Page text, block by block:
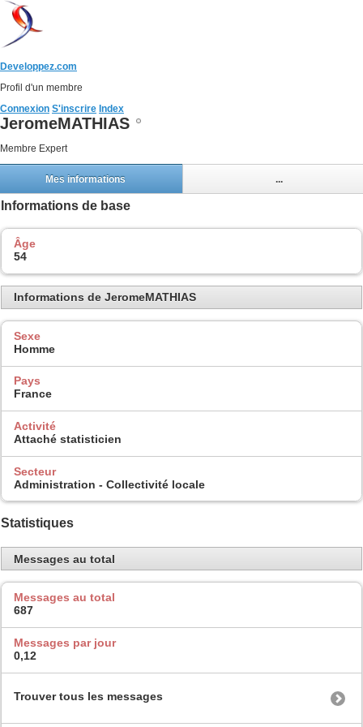
Developpez.com
Profil d'un membre
Connexion S'inscrire Index
JeromeMATHIAS
Membre Expert
Mes informations ...
Informations de base
Âge
54
Informations de JeromeMATHIAS
Sexe
Homme
Pays
France
Activité
Attaché statisticien
Secteur
Administration - Collectivité locale
Statistiques
Messages au total
Messages au total
687
Messages par jour
0,12
Trouver tous les messages